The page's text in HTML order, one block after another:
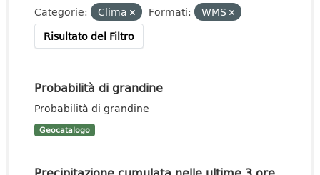
Categorie:
Clima Formati:
WMS
Risultato del Filtro
Probabilità di grandine
Probabilità di grandine
Geocatalogo